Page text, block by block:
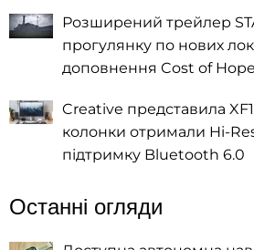
Розширений трейлер
прогулянку по нових
доповнення Cost of Hope
Creative представила
колонки отримали Hi-
підтримку Bluetooth 6.0
Останні огляди